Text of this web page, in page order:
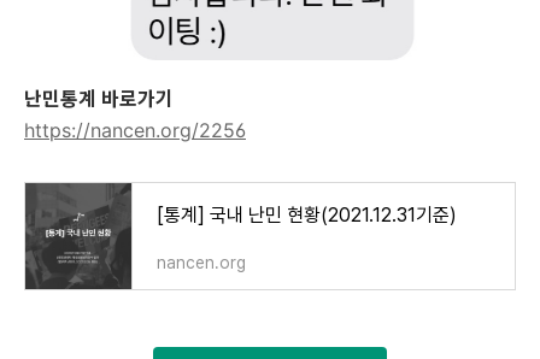
난민통계 바로가기
https://nancen.org/2256
[통계] 국내 난민 현황(2021.12.31기준)
nancen.org